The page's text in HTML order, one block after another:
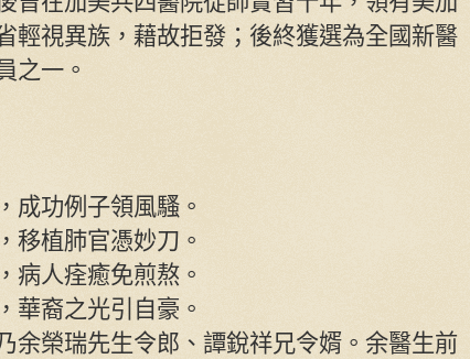
輕視異族，藉故拒發；後終獲選為全國新醫
之一。
成功例子領風騷。
移植肺官憑妙刀。
病人痊癒免煎熬。
華裔之光引自豪。
余榮瑞先生令郎、譚銳祥兄令婿。余醫生前